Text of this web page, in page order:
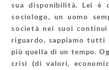
sua disponibilità. Lei è
sociologo, un uomo
società nei suoi
riguardo, sappiamo tutti
più quella di un tempo.
crisi (di valori,